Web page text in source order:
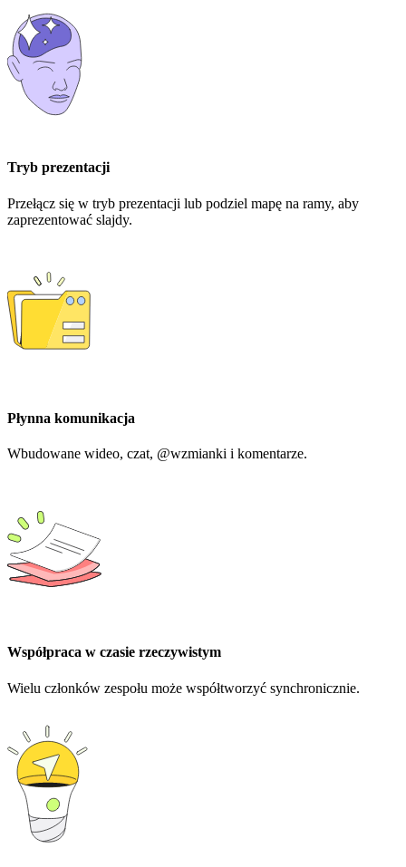
Tryb prezentacji
Przełącz się w tryb prezentacji lub podziel mapę na ramy, aby
zaprezentować slajdy.
Płynna komunikacja
Wbudowane wideo, czat, @wzmianki i komentarze.
Współpraca w czasie rzeczywistym
Wielu członków zespołu może współtworzyć synchronicznie.